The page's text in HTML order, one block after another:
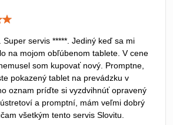
5
Super servis *****. Jediný keď sa mi
na mojom obľúbenom tablete. V cene
som kupovať nový. Promptne,
pokazený tablet na prevádzku v
oznam príďte si vyzdvihnúť opravený
a promptní, mám veľmi dobrý
všetkým tento servis Slovitu.